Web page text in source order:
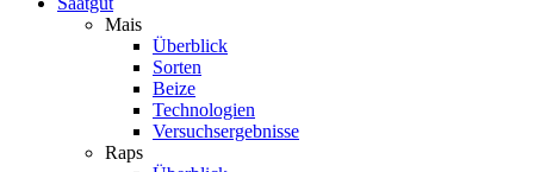
Mais
Überblick
Sorten
Beize
Technologien
Versuchsergebnisse
Raps